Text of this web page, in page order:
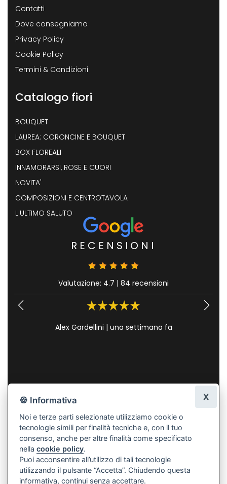
Contatti
Dove consegniamo
Privacy Policy
Cookie Policy
Termini & Condizioni
Catalogo fiori
BOUQUET
LAUREA: CORONCINE E BOUQUET
BOX FLOREALI
INNAMORARSI, ROSE E CUORI
NOVITA'
COMPOSIZIONI E CENTROTAVOLA
L'ULTIMO SALUTO
RECENSIONI
Valutazione: 4.7 | 84 recensioni
Alex Gardellini | una settimana fa
🍪 Informativa
Noi e terze parti selezionate utilizziamo cookie o
tecnologie simili per finalità tecniche e, con il tuo
consenso, anche per altre finalità come specificato
nellacookie policy.
Puoi acconsentire all’utilizzo di tali tecnologie
utilizzando il pulsante “Accetta”. Chiudendo questa
informativa, continui senza accettare.
X